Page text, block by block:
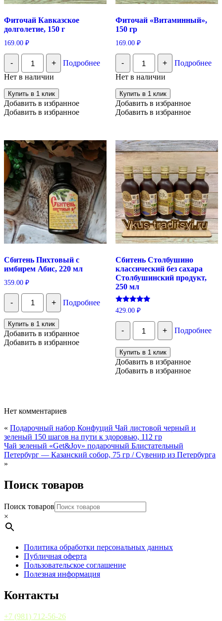
Фиточай Кавказское
долголетие, 150 г
169.00 ₽
-
Количество
Фиточай
Кавказское
долголетие,
150
г
+
Подробнее
Нет в наличии
Купить в 1 клик
Добавить в избранное
Добавить в избранное
Фиточай «Витаминный»,
150 гр
169.00 ₽
-
Количество
Фиточай
"Витаминный",
150
гр
+
Подробнее
Нет в наличии
Купить в 1 клик
Добавить в избранное
Добавить в избранное
Сбитень Пихтовый с
имбирем Абис, 220 мл
359.00 ₽
-
Количество
Сбитень
Пихтовый
с
имбирем
Абис,
220
+ Подробнее
Купить в 1 клик
Добавить в избранное
Добавить в избранное
Сбитень Столбушино
классический без сахара
Столбушинский продукт,
250 мл
Оценка
5.00
из 5
429.00 ₽
-
Количество
Сбитень
Столбушино
классический
без
сахара
Столбушинский
+ Подробнее
Купить в 1 клик
Добавить в избранное
Добавить в избранное
Нет комментариев
« Подарочный набор Конфуций Чай листовой черный и
зеленый 150 шагов на пути к здоровью, 112 гр
Чай зеленый «Get&Joy» подарочный Блистательный
Петербург — Казанский собор, 75 гр / Сувенир из Петербурга
»
Поиск товаров
Поиск товаров
×
Политика обработки персональных данных
Публичная оферта
Пользовательское соглашение
Полезная информация
Контакты
+7 (981) 712-56-26